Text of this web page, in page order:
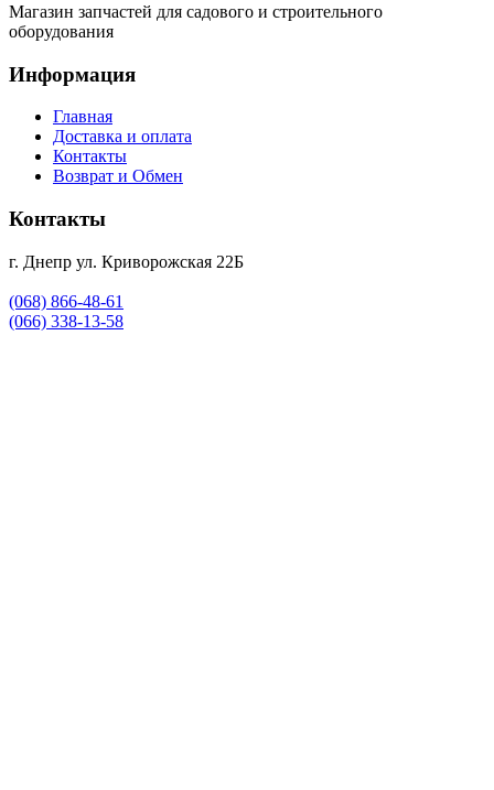
Магазин запчастей для садового и строительного
оборудования
Информация
Главная
Доставка и оплата
Контакты
Возврат и Обмен
Контакты
г. Днепр ул. Криворожская 22Б
(068) 866-48-61
(066) 338-13-58